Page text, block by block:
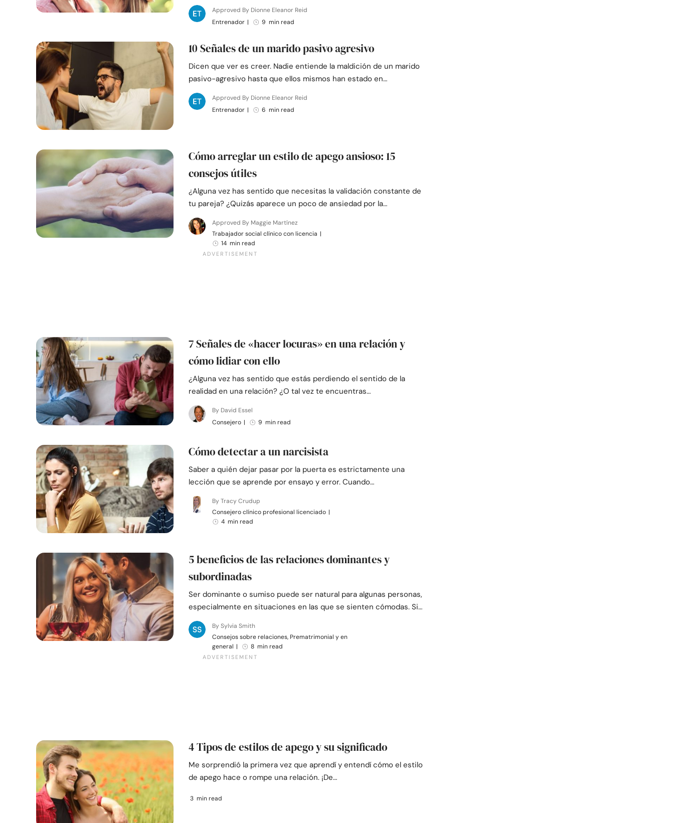
Approved By Dionne Eleanor Reid
Entrenador | 9 min read
10 Señales de un marido pasivo agresivo
Dicen que ver es creer. Nadie entiende la maldición de un marido
pasivo-agresivo hasta que ellos mismos han estado en…
Approved By Dionne Eleanor Reid
Entrenador | 6 min read
Cómo arreglar un estilo de apego ansioso: 15
consejos útiles
¿Alguna vez has sentido que necesitas la validación constante de
tu pareja? ¿Quizás aparece un poco de ansiedad por la…
Approved By Maggie Martínez
Trabajador social clínico con licencia |
14 min read
7 Señales de «hacer locuras» en una relación y
cómo lidiar con ello
¿Alguna vez has sentido que estás perdiendo el sentido de la
realidad en una relación? ¿O tal vez te encuentras…
By David Essel
Consejero | 9 min read
Cómo detectar a un narcisista
Saber a quién dejar pasar por la puerta es estrictamente una
lección que se aprende por ensayo y error. Cuando…
By Tracy Crudup
Consejero clínico profesional licenciado |
4 min read
5 beneficios de las relaciones dominantes y
subordinadas
Ser dominante o sumiso puede ser natural para algunas personas,
especialmente en situaciones en las que se sienten cómodas. Si…
By Sylvia Smith
Consejos sobre relaciones, Prematrimonial y en
general | 8 min read
4 Tipos de estilos de apego y su significado
Me sorprendió la primera vez que aprendí y entendí cómo el estilo
de apego hace o rompe una relación. ¡De…
3 min read